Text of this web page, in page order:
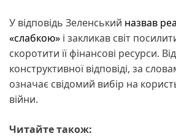
У відповідь Зеленський назвав
«слабкою» і закликав світ
скоротити її фінансові ресурси.
конструктивної відповіді, за
означає свідомий вибір на
війни.
Читайте також: